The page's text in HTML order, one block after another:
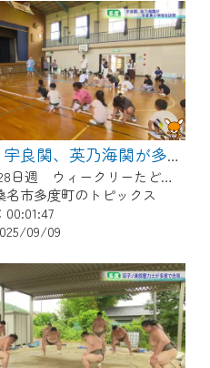
【多度】宇良関、英乃海関が多度東小学校を訪問
2025年7月28日週 ウィークリーたどにて放送
名市多度町のトピックス
09/09